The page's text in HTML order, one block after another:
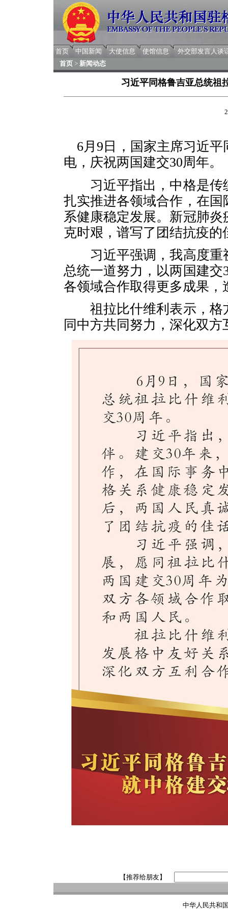
首页 中国新闻 大使信息 使馆信息
外交部发言人谈
首页 > 新闻动态
习近平同格鲁吉亚总统祖
6月9日，国家主席习近
电，庆祝两国建交30周年。
习近平指出，中格是传
扎实推进各领域合作，在
系健康稳定发展。新冠肺
克时艰，谱写了团结抗疫的
习近平强调，我高度重
总统一道努力，以两国建
各领域合作取得更多成果
祖拉比什维利表示，格
同中方共同努力，深化双
【推荐给朋友】
中华人民共和